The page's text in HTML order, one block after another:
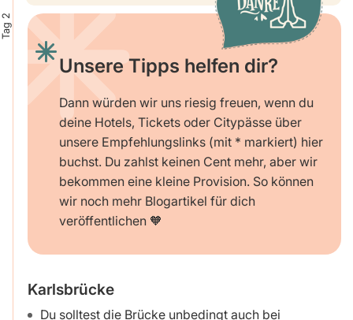
Tag 2
Unsere Tipps helfen dir?
Dann würden wir uns riesig freuen, wenn du
deine Hotels, Tickets oder Citypässe über
unsere Empfehlungslinks (mit * markiert) hier
buchst. Du zahlst keinen Cent mehr, aber wir
bekommen eine kleine Provision. So können
wir noch mehr Blogartikel für dich
veröffentlichen 🧡
Karlsbrücke
Du solltest die Brücke unbedingt auch bei